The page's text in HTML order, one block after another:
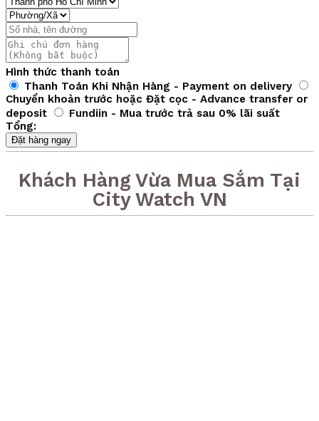
Hình thức thanh toán
Thanh Toán Khi Nhận Hàng - Payment on delivery
Chuyển khoản trước hoặc Đặt cọc - Advance transfer or
deposit
Fundiin - Mua trước trả sau 0% lãi suất
Tổng:
Đặt hàng ngay
Khách Hàng Vừa Mua Sắm Tại
City Watch VN